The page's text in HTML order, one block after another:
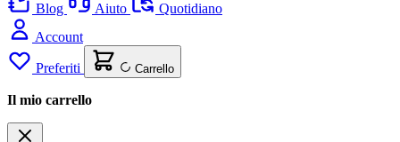
Blog
Aiuto
Quotidiano
Account
Preferiti Carrello
Il mio carrello